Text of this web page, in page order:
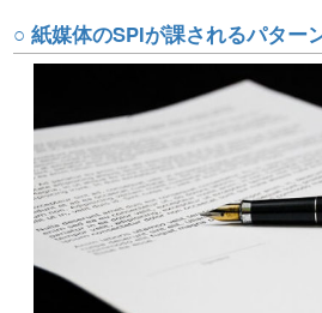
○ 紙媒体のSPIが課されるパター